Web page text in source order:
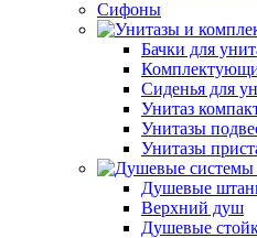
Сифоны
Бачки для
Сиденья для
Унитаз
Унитазы
Унитазы
Душевые
Верхний душ
Душевые